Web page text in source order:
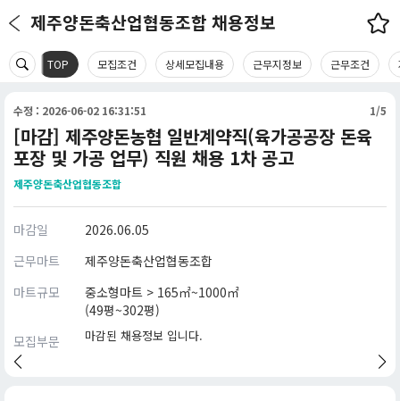
제주양돈축산업협동조합 채용정보
TOP 모집조건 상세모집내용 근무지정보 근무조건
수정 : 2026-06-02 16:31:51 1/5
[마감] 제주양돈농협 일반계약직(육가공공장 돈육
포장 및 가공 업무) 직원 채용 1차 공고
제주양돈축산업협동조합
마감일
2026.06.05
근무마트
제주양돈축산업협동조합
마트규모
중소형마트 > 165㎡~1000㎡
(49평~302평)
모집부문
마감된 채용정보 입니다.